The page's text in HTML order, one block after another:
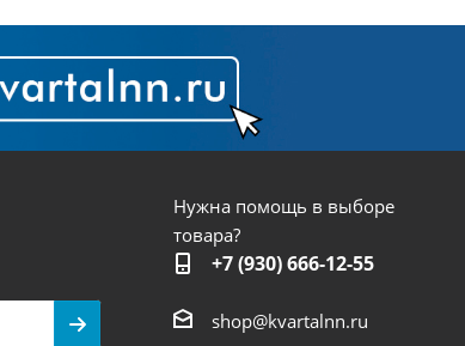
Нужна помощь в выборе
товара?
+7 (930) 666-12-55
shop@kvartalnn.ru